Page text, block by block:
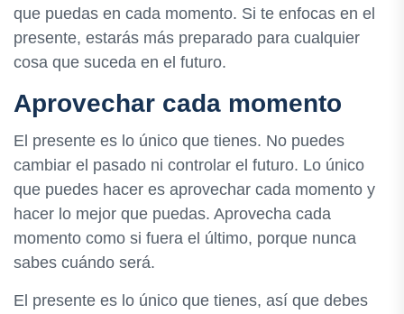
que puedas en cada momento. Si te enfocas en el
presente, estarás más preparado para cualquier
cosa que suceda en el futuro.
Aprovechar cada momento
El presente es lo único que tienes. No puedes
cambiar el pasado ni controlar el futuro. Lo único
que puedes hacer es aprovechar cada momento y
hacer lo mejor que puedas. Aprovecha cada
momento como si fuera el último, porque nunca
sabes cuándo será.
El presente es lo único que tienes, así que debes